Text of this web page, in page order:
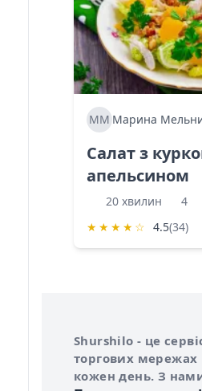
ММ Марина
Салат з
апельсином
20 хвилин
4
★ ★ ★ ★ ☆ 4.5(34)
Про сервіс
Shurshilo - це
торгових мережах
кожен день. З